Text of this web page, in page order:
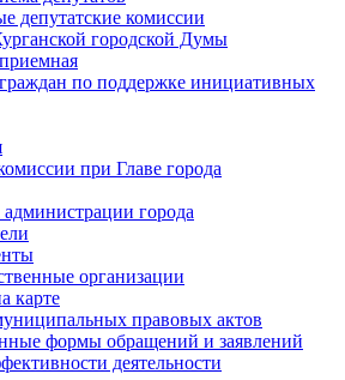
депутатские комиссии
городской Думы
по поддержке инициативных
при Главе города
администрации города
организации
карте
правовых актов
формы обращений и заявлений
деятельности